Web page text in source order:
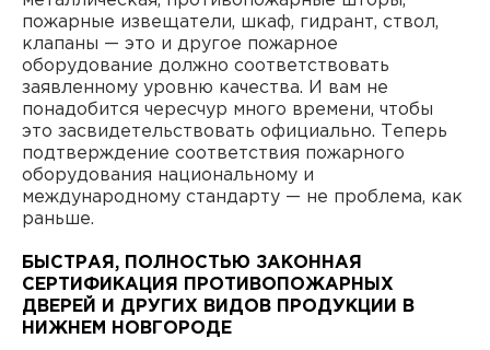
пожарные извещатели, шкаф, гидрант, ствол,
клапаны — это и другое пожарное
оборудование должно соответствовать
заявленному уровню качества. И вам не
понадобится чересчур много времени, чтобы
это засвидетельствовать официально. Теперь
подтверждение соответствия пожарного
оборудования национальному и
международному стандарту — не проблема, как
раньше.
БЫСТРАЯ, ПОЛНОСТЬЮ ЗАКОННАЯ
СЕРТИФИКАЦИЯ ПРОТИВОПОЖАРНЫХ
ДВЕРЕЙ И ДРУГИХ ВИДОВ ПРОДУКЦИИ В
НИЖНЕМ НОВГОРОДЕ